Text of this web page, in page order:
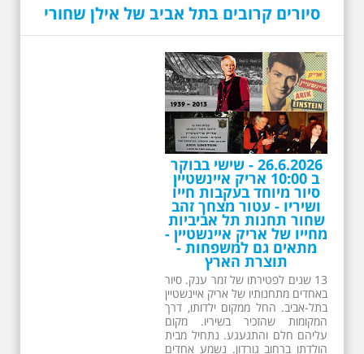
סיורים קרובים בתל אביב של אילן שחורי
26.6.2026 - שישי בבוקר
ב 10:00 אריק איינשטיין
סיור מיוחד בעקבות חייו
ושיריו - עטור מצחך זהב
שחור תחנות תל אביביות
מחייו של אריק איינשטיין -
מתאים גם למשפחות -
תוצרת הארץ
13 שנים לפטירתו של זמר ענק. סיור
באחדים מתחנותיו של אריק איינשטיין
בתל-אביב. החל ממקום ילדותו, דרך
המקומות שהזכיר בשיריו. מקום
עליהם חלם והתגעגע. נתחיל מבית
הולדתו ברחוב גורדון. נשמע אחדים